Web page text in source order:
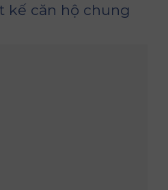
kế căn hộ chung